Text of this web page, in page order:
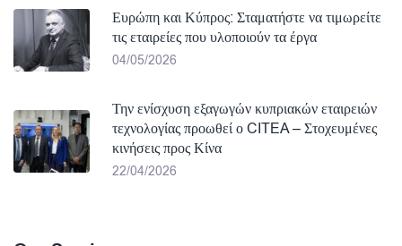
Ευρώπη και Κύπρος: Σταματήστε να τιμωρείτε
τις εταιρείες που υλοποιούν τα έργα
04/05/2026
Την ενίσχυση εξαγωγών κυπριακών εταιρειών
τεχνολογίας προωθεί ο CITEA – Στοχευμένες
κινήσεις προς Κίνα
22/04/2026